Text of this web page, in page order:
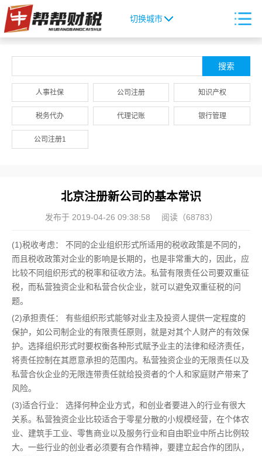
切换城市
人事社保 公司注册 知识产权
税务代办 代理记账 银行管理
公司注册1
北京注册新公司的基本常识
发布于 2019-04-26 09:38:58 阅读（68783）
(1)税收考虑： 不同的企业组织形式所适用的税收政策是不同的，
而且税收政策对企业的影响是长期的，也是非常重大的，因此，应
比较不同组织形式的税率和征收方法。私营有限责任公司要双重征
税，而私营独资企业和私营合伙企业，就可以避免双重征税的问
题。
(2)承担责任： 有些组织形式能够对业主及投资人提供一定程度的
保护，如公司制企业的有限责任原则，就是对其个人财产的有效保
护。选择组织形式时要权衡各种形式赋予业主的法律和经济责任，
将责任控制在其愿意承担的范围内。私营独资企业的无限责任以及
私营合伙企业的无限连带责任就给投资者的个人和家庭财产带来了
风险。
(3)适合行业： 选择何种企业方式，和创业者要进入的行业有很大
关系。私营独资企业比较适合于零星分散的小规模经营，在个体农
业、建筑手工业、零售商业以及服务行业和自由职业中所占比例较
大。一些行业的创业者必须要有合作精神，要建立起合作的团队，